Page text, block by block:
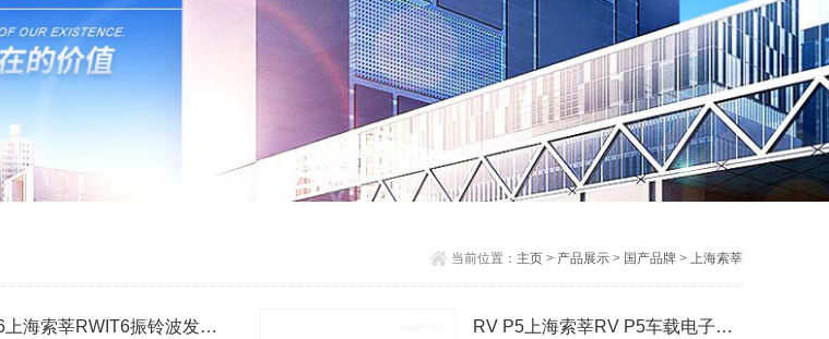
当前位置： 主页> 产品展示> 国产品牌> 上海索莘
RWIT6上海索莘RWIT6振铃波发生器 RV P5上海索莘RV P5车载电子瞬态干扰模拟器